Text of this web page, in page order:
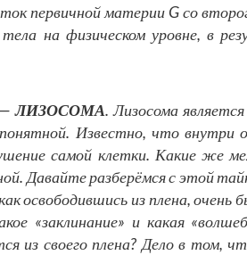
первичной материи G со
на физическом уровне, в
—ЛИЗОСОМА. Лизосома
Известно, что внутри
самой клетки. Какие же
Давайте разберёмся с этой
освободившись из плена,
«заклинание» и какая
из своего плена? Дело в том,